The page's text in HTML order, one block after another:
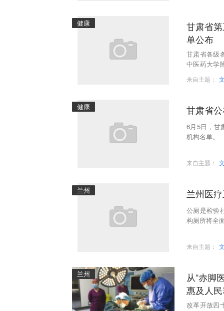
健康
甘肃省
单公布
甘肃省各级
中医药大学
来自主题：
健康 甘肃省
6月5日，甘
机构名单。
来自主题：
兰州 兰州医
公厕是检验
构厕所将全
来自主题：
兰州
从“赤脚
惠及人
改革开放四